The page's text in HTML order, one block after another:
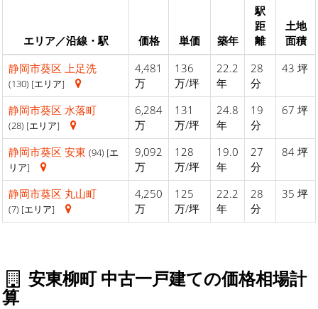
エリア／沿線・駅 価格 単価 築年
駅
距
離
土地
面積
静岡市葵区 上足洗
(130) [エリア]
4,481
万
136
万/坪
22.2
年
28
分
43 坪
静岡市葵区 水落町
(28) [エリア]
6,284
万
131
万/坪
24.8
年
19
分
67 坪
静岡市葵区 安東 (94) [エ
リア]
9,092
万
128
万/坪
19.0
年
27
分
84 坪
静岡市葵区 丸山町
(7) [エリア]
4,250
万
125
万/坪
22.2
年
28
分
35 坪
安東柳町 中古一戸建ての価格相場計
算